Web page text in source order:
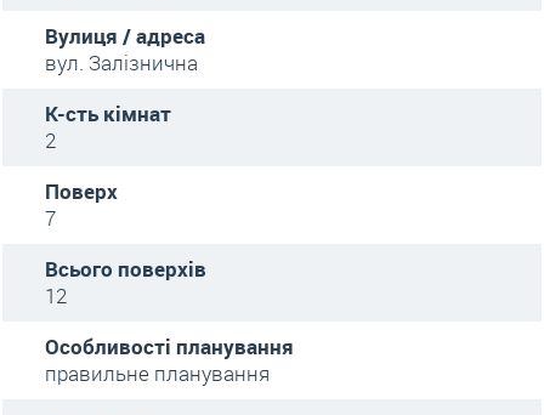
Вулиця / адреса
вул. Залізнична
К-сть кімнат
2
Поверх
7
Всього поверхів
12
Особливості планування
правильне планування